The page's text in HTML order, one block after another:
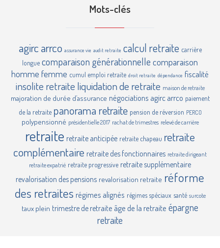
Mots-clés
agirc arrco assurance vie audit retraite calcul retraite carrière
longue comparaison générationnelle comparaison
homme femme cumul emploi retraite droit retraite dépendance fiscalité
insolite retraite liquidation de retraite maison de retraite
majoration de durée d’assurance négociations agirc arrco paiement
de la retraite panorama retraite pension de réversion PERCO
polypensionné présidentielle 2017 rachat de trimestres relevé de carrière
retraite retraite anticipée retraite chapeau retraite
complémentaire retraite des fonctionnaires retraite dirigeant
retraite expatrié retraite progressive retraite supplémentaire
revalorisation des pensions revalorisation retraite réforme
des retraites régimes alignés régimes spéciaux santé surcote
taux plein trimestre de retraite âge de la retraite épargne
retraite